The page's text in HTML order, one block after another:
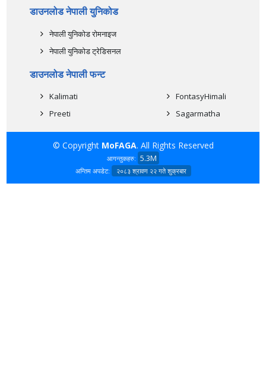
डाउनलोड नेपाली युनिकोड
नेपाली युनिकोड रोमनाइज
नेपाली युनिकोड ट्रेडिसनल
डाउनलोड नेपाली फन्ट
Kalimati
Preeti
FontasyHimali
Sagarmatha
© Copyright MoFAGA. All Rights Reserved
आगन्तुकहरु: 5.3M
अन्तिम अपडेट: २०८३ श्रावण २२ गते शुक्रबार